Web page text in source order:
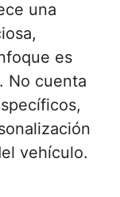
una
es
No cuenta
vehículo.